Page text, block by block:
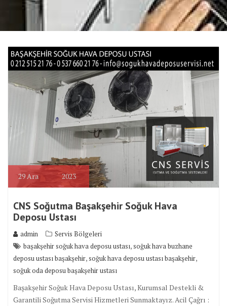
29Ara 2023
CNS Soğutma Başakşehir Soğuk Hava
Deposu Ustası
admin
Servis Bölgeleri
başakşehir soğuk hava deposu ustası,soğuk hava buzhane
deposu ustası başakşehir,soğuk hava deposu ustası başakşehir,
soğuk oda deposu başakşehir ustası
Başakşehir Soğuk Hava Deposu Ustası, Kurumsal Destekli &
Garantili Soğutma Servisi Hizmetleri Sunmaktayız. Acil Çağrı :